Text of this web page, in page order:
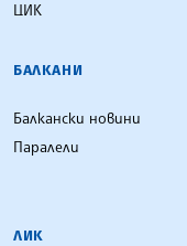
ЦИК
БАЛКАНИ
Балкански новини
Паралели
ЛИК